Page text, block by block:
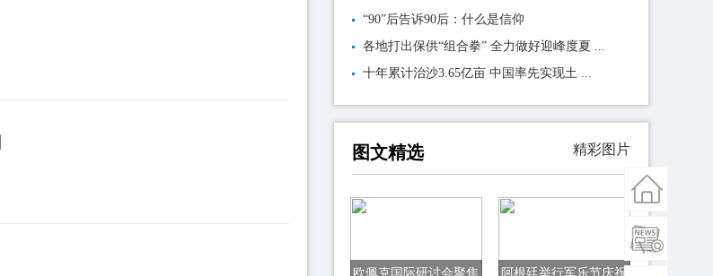
“90”后告诉90后：什么是信仰
各地打出保供“组合拳” 全力做好迎峰度夏 ...
十年累计治沙3.65亿亩 中国率先实现土 ...
图文精选 精彩图片
欧佩克国际研讨会聚焦
阿根廷举行军乐节庆祝